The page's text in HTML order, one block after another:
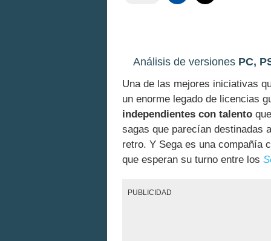
Análisis de versiones PC,
Una de las mejores iniciativas
un enorme legado de licencias
independientes con talento
sagas que parecían destinadas
retro. Y Sega es una compañía
que esperan su turno entre los
PUBLICIDAD